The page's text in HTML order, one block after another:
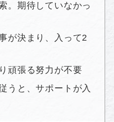
。期待していなかっ
が決まり、入って2
頑張る努力が不要
うと、サポートが入